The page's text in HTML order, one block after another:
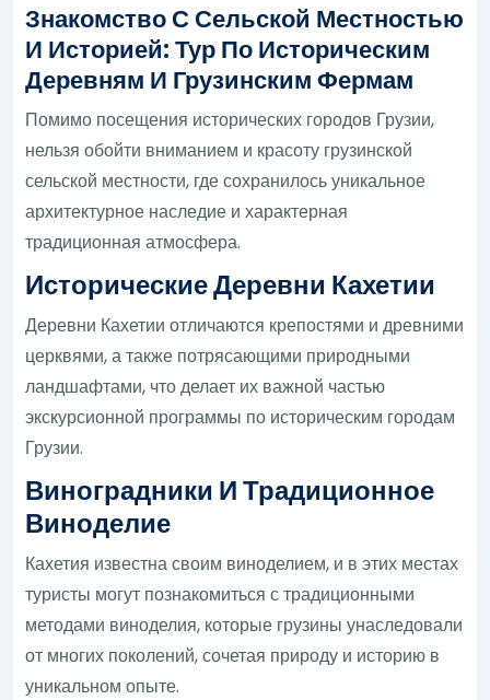
Знакомство С Сельской Местностью
И Историей: Тур По Историческим
Деревням И Грузинским Фермам
Помимо посещения исторических городов Грузии,
нельзя обойти вниманием и красоту грузинской
сельской местности, где сохранилось уникальное
архитектурное наследие и характерная
традиционная атмосфера.
Исторические Деревни Кахетии
Деревни Кахетии отличаются крепостями и древними
церквями, а также потрясающими природными
ландшафтами, что делает их важной частью
экскурсионной программы по историческим городам
Грузии.
Виноградники И Традиционное
Виноделие
Кахетия известна своим виноделием, и в этих местах
туристы могут познакомиться с традиционными
методами виноделия, которые грузины унаследовали
от многих поколений, сочетая природу и историю в
уникальном опыте.